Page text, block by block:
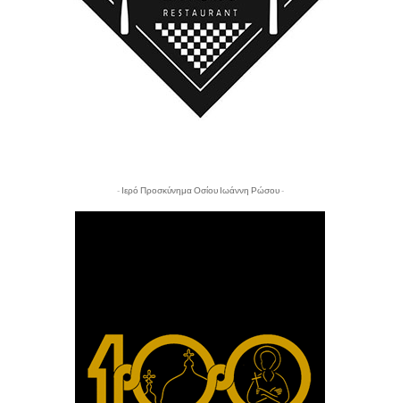
- Ιερό Προσκύνημα Οσίου Ιωάννη Ρώσου -